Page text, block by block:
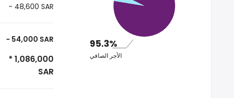
- 48,600 SAR
- 54,000 SAR
* 1,086,000
SAR
95.3%
الأجر الصافي